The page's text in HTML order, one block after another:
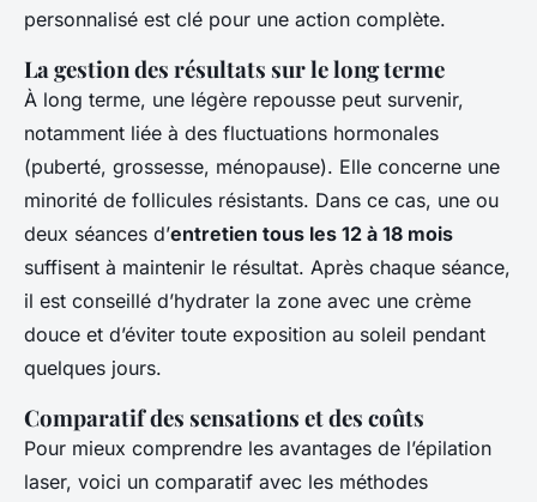
personnalisé est clé pour une action complète.
La gestion des résultats sur le long terme
À long terme, une légère repousse peut survenir,
notamment liée à des fluctuations hormonales
(puberté, grossesse, ménopause). Elle concerne une
minorité de follicules résistants. Dans ce cas, une ou
deux séances d’entretien tous les 12 à 18 mois
suffisent à maintenir le résultat. Après chaque séance,
il est conseillé d’hydrater la zone avec une crème
douce et d’éviter toute exposition au soleil pendant
quelques jours.
Comparatif des sensations et des coûts
Pour mieux comprendre les avantages de l’épilation
laser, voici un comparatif avec les méthodes